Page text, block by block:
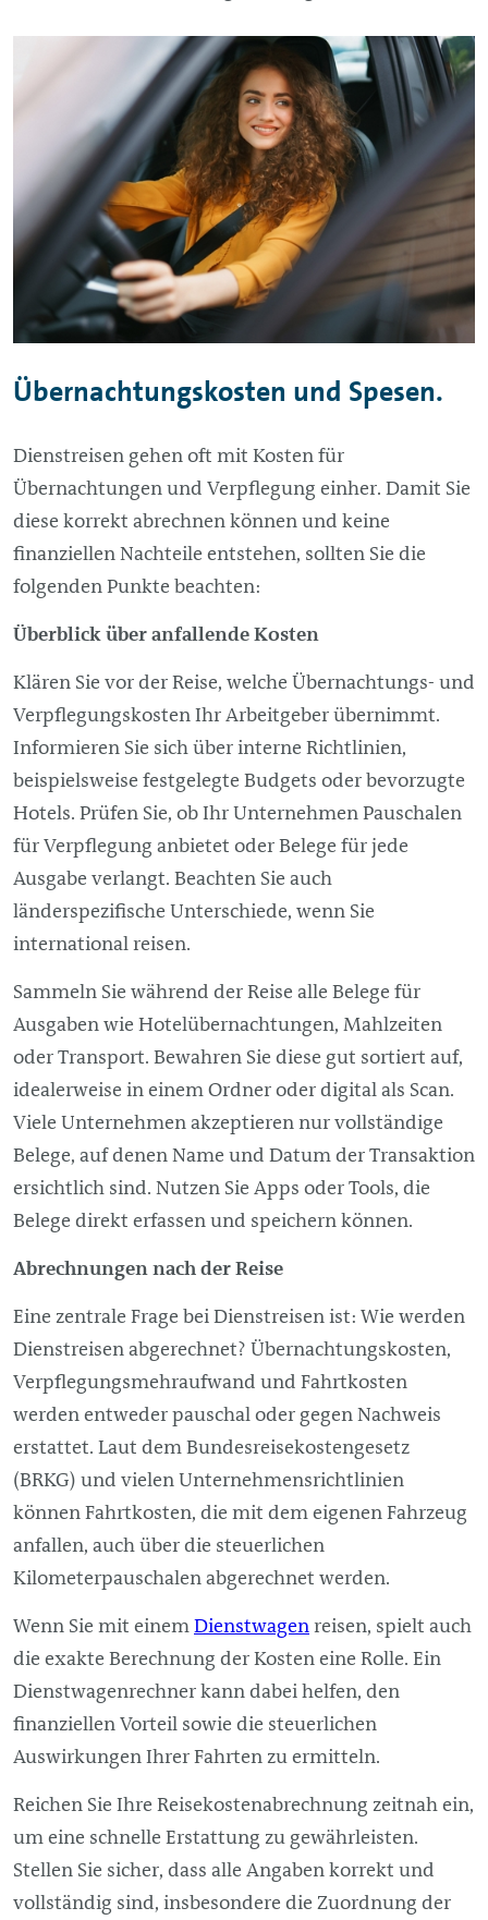
Übernachtungskosten und Spesen.
Dienstreisen gehen oft mit Kosten für
Übernachtungen und Verpflegung einher. Damit Sie
diese korrekt abrechnen können und keine
finanziellen Nachteile entstehen, sollten Sie die
folgenden Punkte beachten:
Überblick über anfallende Kosten
Klären Sie vor der Reise, welche Übernachtungs- und
Verpflegungskosten Ihr Arbeitgeber übernimmt.
Informieren Sie sich über interne Richtlinien,
beispielsweise festgelegte Budgets oder bevorzugte
Hotels. Prüfen Sie, ob Ihr Unternehmen Pauschalen
für Verpflegung anbietet oder Belege für jede
Ausgabe verlangt. Beachten Sie auch
länderspezifische Unterschiede, wenn Sie
international reisen.
Sammeln Sie während der Reise alle Belege für
Ausgaben wie Hotelübernachtungen, Mahlzeiten
oder Transport. Bewahren Sie diese gut sortiert auf,
idealerweise in einem Ordner oder digital als Scan.
Viele Unternehmen akzeptieren nur vollständige
Belege, auf denen Name und Datum der Transaktion
ersichtlich sind. Nutzen Sie Apps oder Tools, die
Belege direkt erfassen und speichern können.
Abrechnungen nach der Reise
Eine zentrale Frage bei Dienstreisen ist: Wie werden
Dienstreisen abgerechnet? Übernachtungskosten,
Verpflegungsmehraufwand und Fahrtkosten
werden entweder pauschal oder gegen Nachweis
erstattet. Laut dem Bundesreisekostengesetz
(BRKG) und vielen Unternehmensrichtlinien
können Fahrtkosten, die mit dem eigenen Fahrzeug
anfallen, auch über die steuerlichen
Kilometerpauschalen abgerechnet werden.
Wenn Sie mit einemDienstwagenreisen, spielt auch
die exakte Berechnung der Kosten eine Rolle. Ein
Dienstwagenrechner kann dabei helfen, den
finanziellen Vorteil sowie die steuerlichen
Auswirkungen Ihrer Fahrten zu ermitteln.
Reichen Sie Ihre Reisekostenabrechnung zeitnah ein,
um eine schnelle Erstattung zu gewährleisten.
Stellen Sie sicher, dass alle Angaben korrekt und
vollständig sind, insbesondere die Zuordnung der